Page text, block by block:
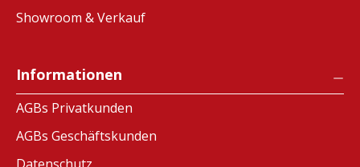
Showroom & Verkauf
Informationen
AGBs Privatkunden
AGBs Geschäftskunden